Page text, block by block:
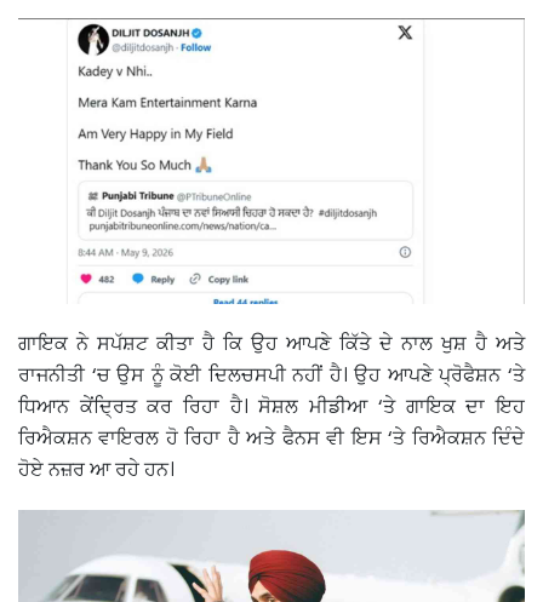
ਗਾਇਕ ਨੇ ਸਪੱਸ਼ਟ ਕੀਤਾ ਹੈ ਕਿ ਉਹ ਆਪਣੇ ਕਿੱਤੇ ਦੇ ਨਾਲ ਖੁਸ਼ ਹੈ ਅਤੇ
ਰਾਜਨੀਤੀ ‘ਚ ਉਸ ਨੂੰ ਕੋਈ ਦਿਲਚਸਪੀ ਨਹੀਂ ਹੈ। ਉਹ ਆਪਣੇ ਪ੍ਰੋਫੈਸ਼ਨ ‘ਤੇ
ਧਿਆਨ ਕੇਂਦ੍ਰਿਤ ਕਰ ਰਿਹਾ ਹੈ। ਸੋਸ਼ਲ ਮੀਡੀਆ ‘ਤੇ ਗਾਇਕ ਦਾ ਇਹ
ਰਿਐਕਸ਼ਨ ਵਾਇਰਲ ਹੋ ਰਿਹਾ ਹੈ ਅਤੇ ਫੈਨਸ ਵੀ ਇਸ ‘ਤੇ ਰਿਐਕਸ਼ਨ ਦਿੰਦੇ
ਹੋਏ ਨਜ਼ਰ ਆ ਰਹੇ ਹਨ।